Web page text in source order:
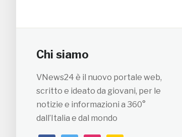
Chi siamo
VNews24 è il nuovo portale web,
scritto e ideato da giovani, per le
notizie e informazioni a 360°
dall’Italia e dal mondo